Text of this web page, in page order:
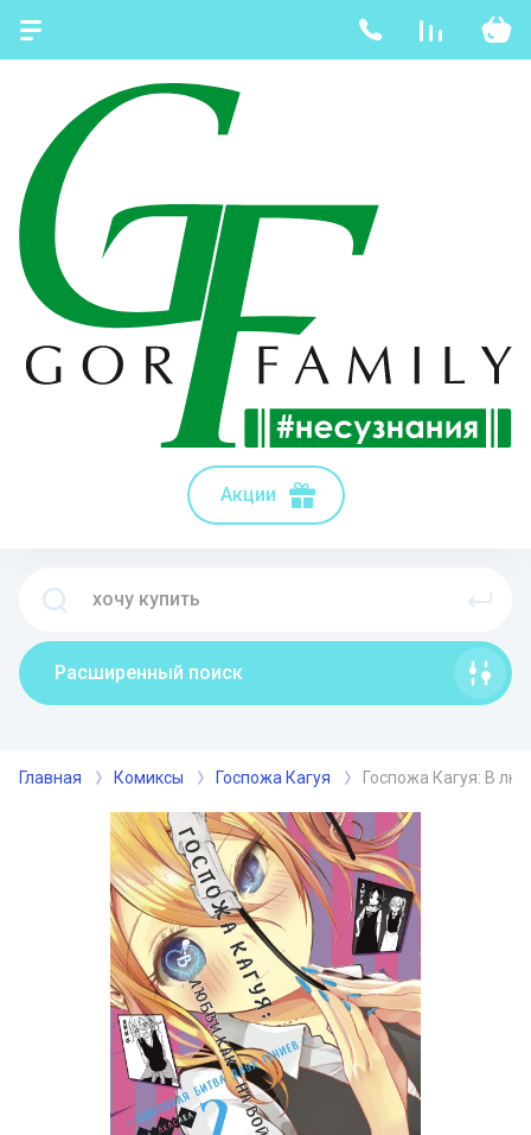
Акции
Расширенный поиск
Главная Комиксы Госпожа Кагуя Госпожа Кагуя: В